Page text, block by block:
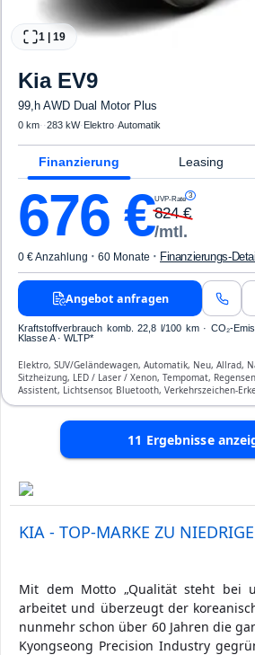
1 19
Kia EV9
99,h AWD Dual Motor Plus
0 km· ·283 kW· Elektro·Automatik
Finanzierung Leasing
676 €UVP-Rate 3
824€
/mtl.
0 € Anzahlung · 60 Monate · Finanzierungs-
Angebot anfragen
Kraftstoffverbrauch komb. 22,8 l/100 km · CO₂-
Klasse A · WLTP*
Elektro, SUV/Geländewagen, Automatik, Neu, Allrad,
Sitzheizung, LED / Laser / Xenon, Tempomat,
Assistent, Lichtsensor, Bluetooth, Verkehrszeichen-
Klimatisierung, Front-, Seiten- und weitere Airbags
11 Ergebnisse
KIA - TOP-MARKE ZU
Mit dem Motto „Qualität steht bei
arbeitet und überzeugt der
nunmehr schon über 60 Jahren die
Kyongseong Precision Industry